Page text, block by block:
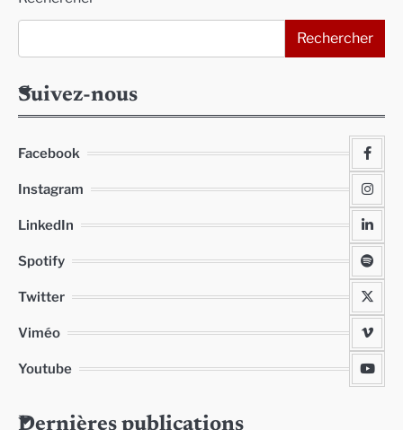
Rechercher
Suivez-nous
Facebook
Instagram
LinkedIn
Spotify
Twitter
Viméo
Youtube
Dernières publications